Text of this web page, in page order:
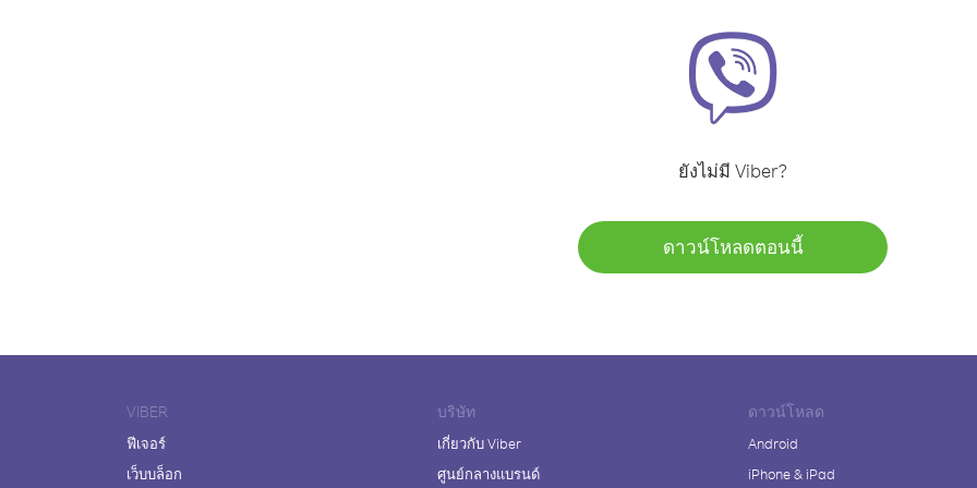
ยังไม่มี Viber?
ดาวน์โหลดตอนนี้
VIBER
ฟีเจอร์
เว็บบล็อก
บริษัท
เกี่ยวกับ Viber
ศูนย์กลางแบรนด์
ดาวน์โหลด
Android
iPhone & iPad